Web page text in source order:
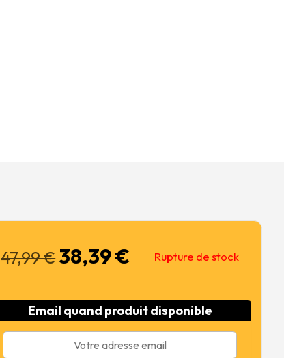
47,99€Le
prix
était :
47,99 €.
38,39€
est :
38,39 €.
Rupture de stock
Email quand produit disponible